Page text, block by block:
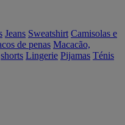
Jeans Sweatshirt Camisolas e
de penas Macacão,
shorts Lingerie Pijamas Ténis